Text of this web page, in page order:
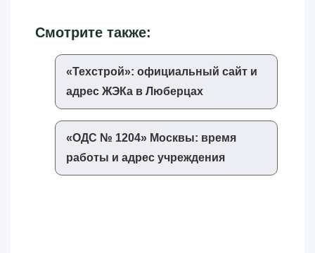
Смотрите также:
«‎Техстрой»‎: официальный сайт и
адрес ЖЭКа в Люберцах
«‎ОДС № 1204»‎ Москвы: время
работы и адрес учреждения